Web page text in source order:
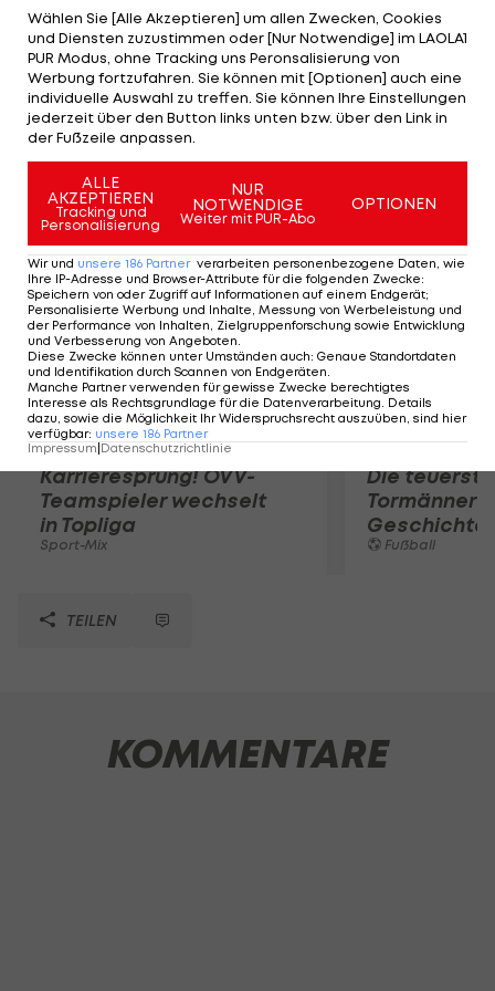
Thrashers (heute Winnipeg Jets) gedrafted und
brachte es in 145 AHL-Einsätzen für die Chicago
Wolves und die Hershey Bears auf 45
Scorerpunkte. Zuletzt spielte der Flügelstürmer in
der Asia League für die Nikko Icebucks und
verzeichnete dort in 36 Einsätzen 40 Punkte.
Mehr zum Thema
Karrieresprung! ÖVV-
Teamspieler wechselt
in Topliga
Sport-Mix
Die
Tormänner
Geschichte
Fußball
TEILEN
KOMMENTARE
Wählen Sie [Alle Akzeptieren] um allen Zwecken, Cookies
und Diensten zuzustimmen oder [Nur Notwendige] im LAOLA1
PUR Modus, ohne Tracking uns Peronsalisierung von
Werbung fortzufahren. Sie können mit [Optionen] auch eine
individuelle Auswahl zu treffen. Sie können Ihre Einstellungen
jederzeit über den Button links unten bzw. über den Link in
der Fußzeile anpassen.
ALLE
AKZEPTIEREN
Tracking und
Personalisierung
NUR
NOTWENDIGE
Weiter mit PUR-Abo
OPTIONEN
Wir und unsere 186 Partner verarbeiten personenbezogene Daten, wie
Ihre IP-Adresse und Browser-Attribute für die folgenden Zwecke:
Speichern von oder Zugriff auf Informationen auf einem Endgerät;
Personalisierte Werbung und Inhalte, Messung von Werbeleistung und
der Performance von Inhalten, Zielgruppenforschung sowie Entwicklung
und Verbesserung von Angeboten.
Diese Zwecke können unter Umständen auch: Genaue Standortdaten
und Identifikation durch Scannen von Endgeräten.
Manche Partner verwenden für gewisse Zwecke berechtigtes
Interesse als Rechtsgrundlage für die Datenverarbeitung. Details
dazu, sowie die Möglichkeit Ihr Widerspruchsrecht auszuüben, sind hier
verfügbar: unsere 186 Partner
Impressum Datenschutzrichtlinie